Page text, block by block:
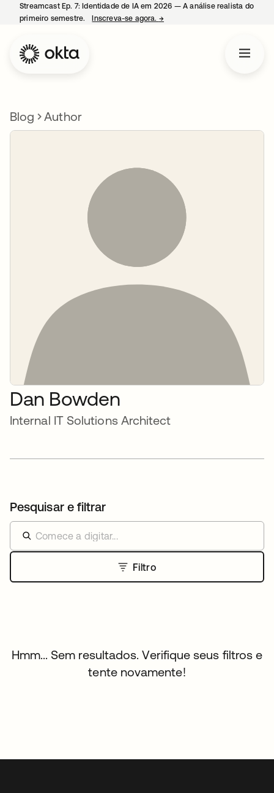
Streamcast Ep. 7: Identidade de IA em 2026 — A análise realista do
primeiro semestre.
Inscreva-se agora. →
Blog Author
Dan Bowden
Internal IT Solutions Architect
Pesquisar e filtrar
Filtro
Hmm... Sem resultados. Verifique seus filtros e
tente novamente!